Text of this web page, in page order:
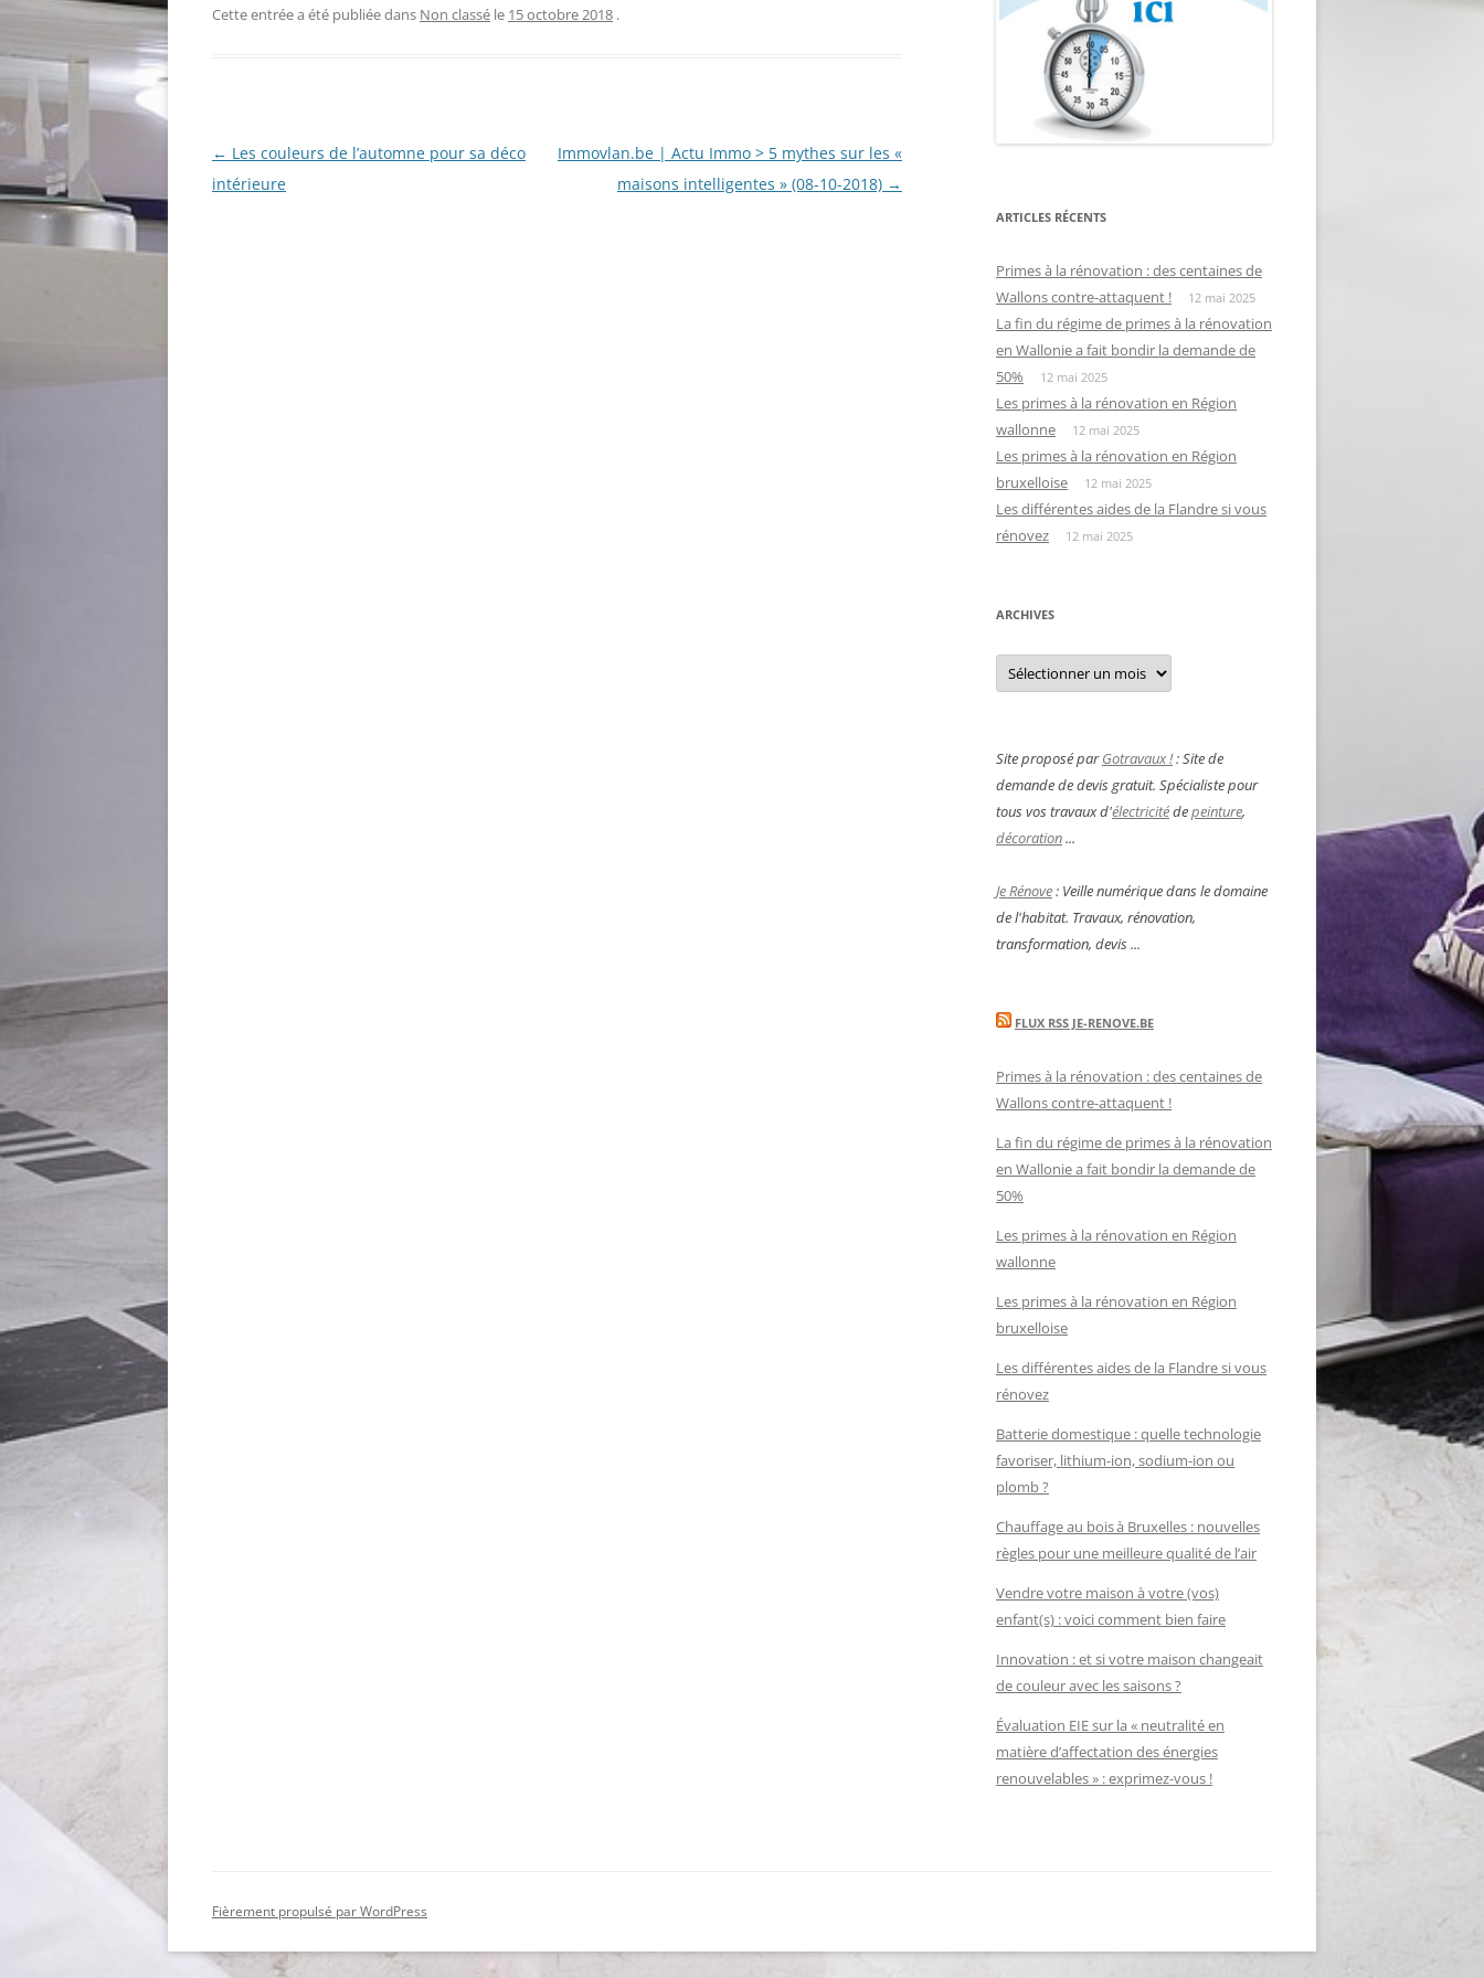
Cette entrée a été publiée dans Non classé le 15 octobre 2018 .
Navigation
des
← Les couleurs de l’automne pour sa déco
intérieure
Immovlan.be | Actu Immo > 5 mythes sur les «
maisons intelligentes » (08-10-2018) →
ARTICLES RÉCENTS
Primes à la rénovation : des centaines de
Wallons contre-attaquent !
12 mai 2025
La fin du régime de primes à la rénovation
en Wallonie a fait bondir la demande de
50%
12 mai 2025
Les primes à la rénovation en Région
wallonne
12 mai 2025
Les primes à la rénovation en Région
bruxelloise
12 mai 2025
Les différentes aides de la Flandre si vous
rénovez
12 mai 2025
ARCHIVES
Archives
Site proposé parGotravaux !: Site de
demande de devis gratuit. Spécialiste pour
tous vos travaux d'électricitédepeinture,
décoration...
Je Rénove: Veille numérique dans le domaine
de l'habitat. Travaux, rénovation,
transformation, devis ...
FLUX RSS JE-RENOVE.BE
Primes à la rénovation : des centaines de
Wallons contre-attaquent !
La fin du régime de primes à la rénovation
en Wallonie a fait bondir la demande de
50%
Les primes à la rénovation en Région
wallonne
Les primes à la rénovation en Région
bruxelloise
Les différentes aides de la Flandre si vous
rénovez
Batterie domestique : quelle technologie
favoriser, lithium-ion, sodium-ion ou
plomb ?
Chauffage au bois à Bruxelles : nouvelles
règles pour une meilleure qualité de l’air
Vendre votre maison à votre (vos)
enfant(s) : voici comment bien faire
Innovation : et si votre maison changeait
de couleur avec les saisons ?
Évaluation EIE sur la « neutralité en
matière d’affectation des énergies
renouvelables » : exprimez-vous !
Fièrement propulsé par WordPress